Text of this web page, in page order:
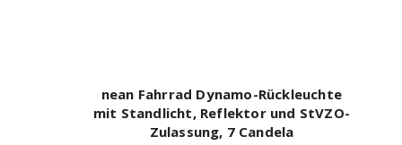
nean Fahrrad Dynamo-Rückleuchte
mit Standlicht, Reflektor und StVZO-
Zulassung, 7 Candela